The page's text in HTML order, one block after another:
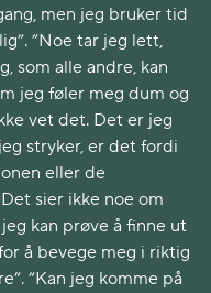
men jeg bruker tid
”Noe tar jeg lett,
som alle andre, kan
jeg føler meg dum og
vet det. Det er jeg
stryker, er det fordi
eller de
sier ikke noe om
kan prøve å finne ut
å bevege meg i riktig
”Kan jeg komme på